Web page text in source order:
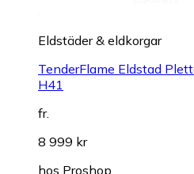
Eldstäder & eldkorgar
TenderFlame Eldstad
H41
fr.
8 999 kr
hos Proshop